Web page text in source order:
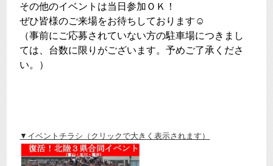
その他のイベントは当日参加ＯＫ！
ぜひ皆様のご来場をお待ちしております☺
（事前にご応募されていない方の駐車場につきまし
ては、台数に限りがございます。予めご了承くださ
い。）
▼イベントチラシ（クリックで大きく表示されます）